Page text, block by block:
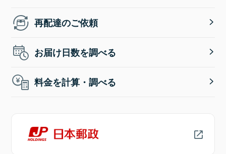
再配達のご依頼
お届け日数を調べる
料金を計算・調べる